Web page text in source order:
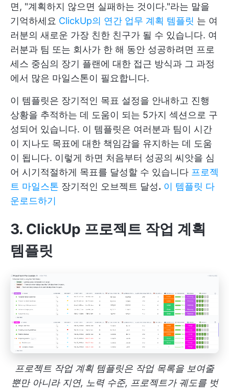
면, "계획하지 않으면 실패하는 것이다."라는 말을
기억하세요 ClickUp의 연간 업무 계획 템플릿 는 여
러분의 새로운 가장 친한 친구가 될 수 있습니다. 여
러분과 팀 또는 회사가 한 해 동안 성공하려면 프로
세스 중심의 장기 플랜에 대한 접근 방식과 그 과정
에서 많은 마일스톤이 필요합니다.
이 템플릿은 장기적인 목표 설정을 안내하고 진행
상황을 추적하는 데 도움이 되는 5가지 섹션으로 구
성되어 있습니다. 이 템플릿은 여러분과 팀이 시간
이 지나도 목표에 대한 책임감을 유지하는 데 도움
이 됩니다. 이렇게 하면 처음부터 성공의 씨앗을 심
어 시기적절하게 목표를 달성할 수 있습니다 프로젝
트 마일스톤 장기적인 오브젝트 달성. 이 템플릿 다
운로드하기
3. ClickUp 프로젝트 작업 계획
템플릿
프로젝트 작업 계획 템플릿은 작업 목록을 보여줄
뿐만 아니라 지연, 노력 수준, 프로젝트가 궤도를 벗